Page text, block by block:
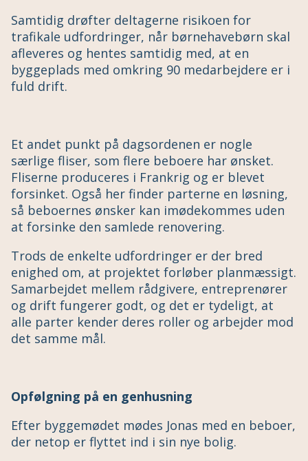
Samtidig drøfter deltagerne risikoen for
trafikale udfordringer, når børnehavebørn skal
afleveres og hentes samtidig med, at en
byggeplads med omkring 90 medarbejdere er i
fuld drift.
Et andet punkt på dagsordenen er nogle
særlige fliser, som flere beboere har ønsket.
Fliserne produceres i Frankrig og er blevet
forsinket. Også her finder parterne en løsning,
så beboernes ønsker kan imødekommes uden
at forsinke den samlede renovering.
Trods de enkelte udfordringer er der bred
enighed om, at projektet forløber planmæssigt.
Samarbejdet mellem rådgivere, entreprenører
og drift fungerer godt, og det er tydeligt, at
alle parter kender deres roller og arbejder mod
det samme mål.
Opfølgning på en genhusning
Efter byggemødet mødes Jonas med en beboer,
der netop er flyttet ind i sin nye bolig.